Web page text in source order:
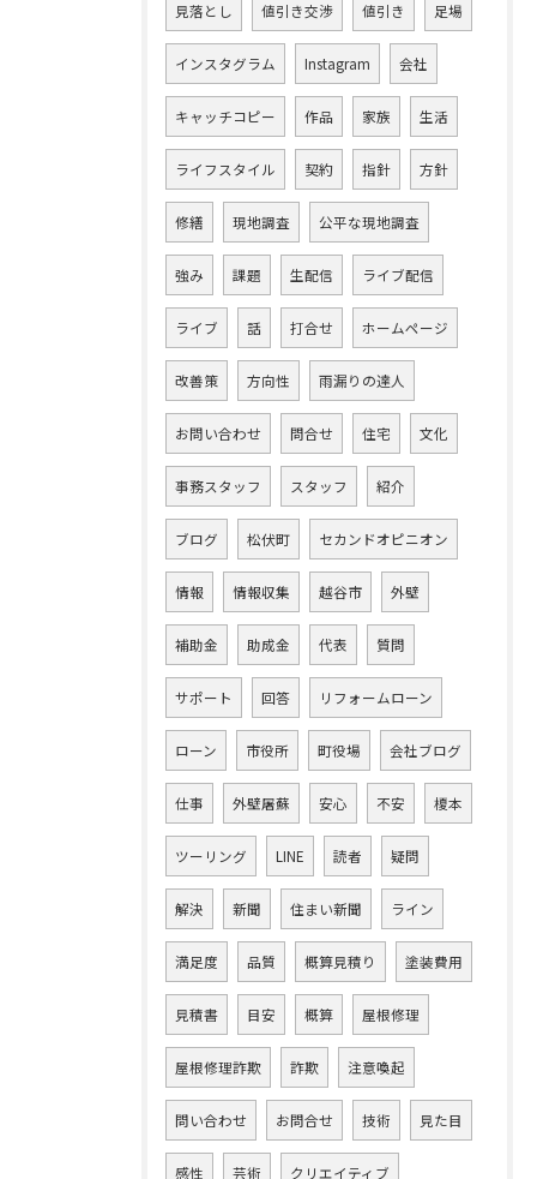
見落とし 値引き交渉 値引き 足場
インスタグラム Instagram 会社
キャッチコピー 作品 家族 生活
ライフスタイル 契約 指針 方針
修繕 現地調査 公平な現地調査
強み 課題 生配信 ライブ配信
ライブ 話 打合せ ホームページ
改善策 方向性 雨漏りの達人
お問い合わせ 問合せ 住宅 文化
事務スタッフ スタッフ 紹介
ブログ 松伏町 セカンドオピニオン
情報 情報収集 越谷市 外壁
補助金 助成金 代表 質問
サポート 回答 リフォームローン
ローン 市役所 町役場 会社ブログ
仕事 外壁屠蘇 安心 不安 榎本
ツーリング LINE 読者 疑問
解決 新聞 住まい新聞 ライン
満足度 品質 概算見積り 塗装費用
見積書 目安 概算 屋根修理
屋根修理詐欺 詐欺 注意喚起
問い合わせ お問合せ 技術 見た目
感性 芸術 クリエイティブ